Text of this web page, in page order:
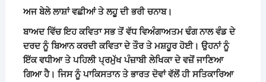
ਅਜ ਬੇਲੇ ਲਾਸ਼ਾਂ ਵਛੀਆਂ ਤੇ ਲਹੂ ਦੀ ਭਰੀ ਚਨਾਬ।
ਬਾਅਦ ਵਿੱਚ ਇਹ ਕਵਿਤਾ ਸਭ ਤੋਂ ਵੱਧ ਵਿਅੰਗਾਅਤਮ ਢੰਗ ਨਾਲ ਵੰਡ ਦੇ
ਦਰਦ ਨੂੰ ਬਿਆਨ ਕਰਦੀ ਕਵਿਤਾ ਦੇ ਤੌਰ ਤੇ ਮਸ਼ਹੂਰ ਹੋਈ। ਉਹਨਾਂ ਨੂੰ
ਇੱਕ ਵਧੀਆ ਤੇ ਪਹਿਲੀ ਪ੍ਰਮੁੱਖ ਪੰਜ਼ਾਬੀ ਲੇਖਿਕਾ ਦੇ ਵਜ਼ੋਂ ਜਾਣਿਆ
ਗਿਆ ਹੈ। ਜਿਸ ਨੂੰ ਪਾਕਿਸਤਾਨ ਤੇ ਭਾਰਤ ਦੋਵਾਂ ਵੱਲੋਂ ਹੀ ਸਤਿਕਾਰਿਆ